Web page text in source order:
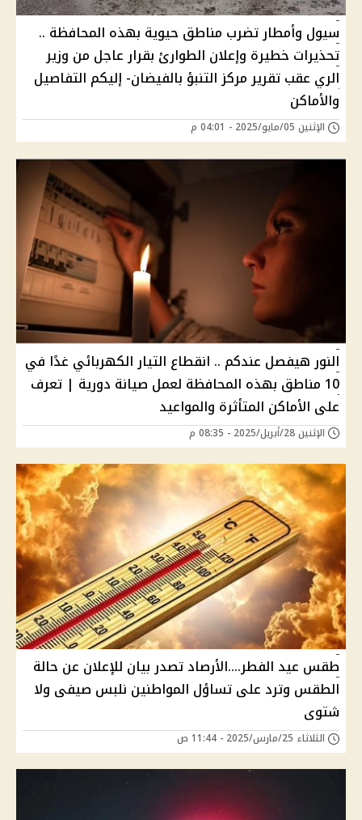
سيول وأمطار تضرب مناطق حيوية بهذه المحافظة ..
تحذيرات خطيرة وإعلان الطوارئ بقرار عاجل من وزير
الري عقب تقرير مركز التنبؤ بالفيضان- إليكم التفاصيل
والأماكن
الإثنين 05/مايو/2025 - 04:01 م
النور هيفصل عندكم .. انقطاع التيار الكهربائي غدًا في
10 مناطق بهذه المحافظة لعمل صيانة دورية | تعرف
على الأماكن المتأثرة والمواعيد
الإثنين 28/أبريل/2025 - 08:35 م
طقس عيد الفطر....الأرصاد تصدر بيان للإعلان عن حالة
الطقس وترد على تساؤل المواطنين نلبس صيفى ولا
شتوى
الثلاثاء 25/مارس/2025 - 11:44 ص